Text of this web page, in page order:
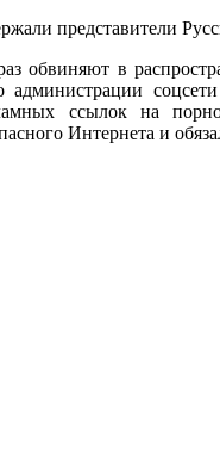
представители
обвиняют в
администрации
ссылок на
Интернета и